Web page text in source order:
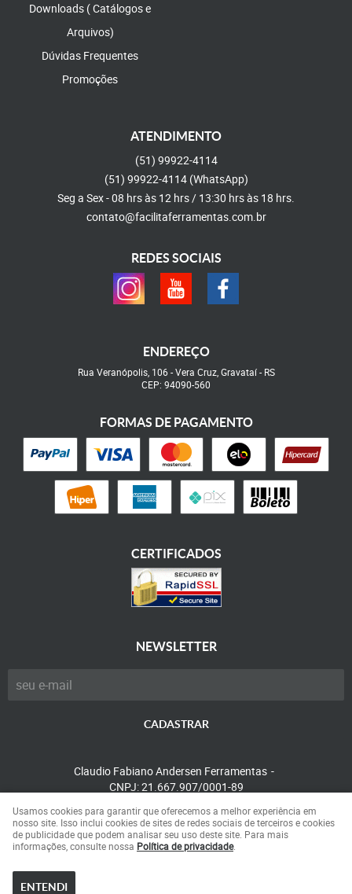
Downloads ( Catálogos e
Arquivos)
Dúvidas Frequentes
Promoções
ATENDIMENTO
(51) 99922-4114
(51) 99922-4114 (WhatsApp)
Seg a Sex - 08 hrs às 12 hrs / 13:30 hrs às 18 hrs.
contato@facilitaferramentas.com.br
REDES SOCIAIS
ENDEREÇO
Rua Veranópolis, 106 -Vera Cruz, Gravataí- RS
CEP: 94090-560
FORMAS DE PAGAMENTO
CERTIFICADOS
NEWSLETTER
CADASTRAR
Claudio Fabiano Andersen Ferramentas
CNPJ: 21.667.907/0001-89
LOJA VIRTUAL CRIADA POR
Usamos cookies para garantir que oferecemos a melhor experiência em
nosso site. Isso inclui cookies de sites de redes sociais de terceiros e cookies
de publicidade que podem analisar seu uso deste site. Para mais
informações, consulte nossa Política de privacidade.
ENTENDI